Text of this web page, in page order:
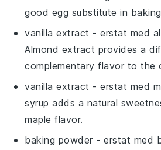
good egg substitute in
vanilla extract - erstat med
Almond extract provides a
complementary flavor to the
vanilla extract - erstat med
syrup adds a natural
maple flavor.
baking powder - erstat med